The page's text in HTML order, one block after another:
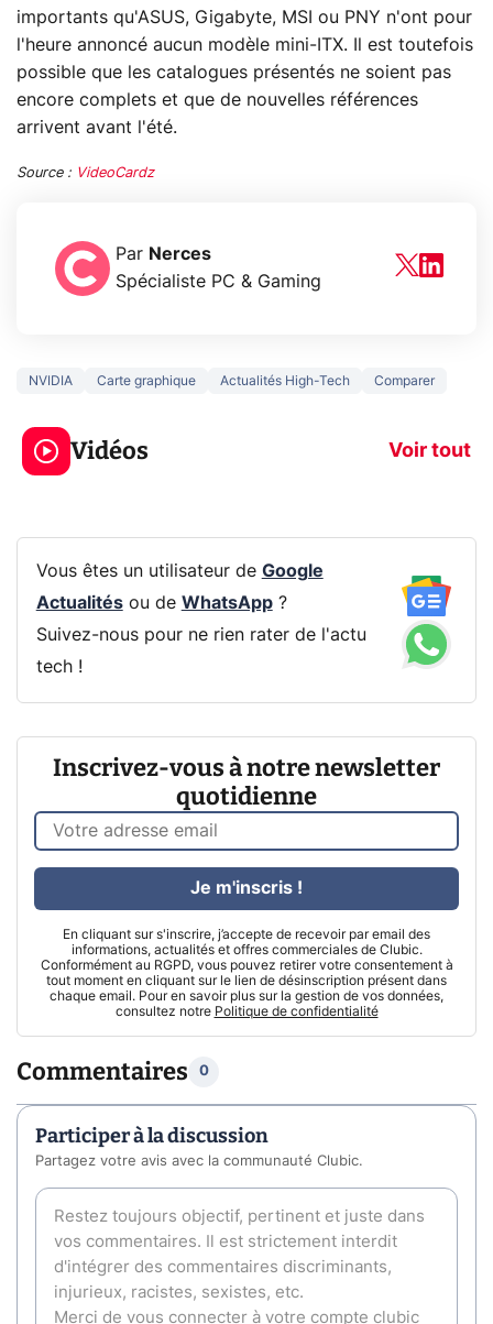
importants qu'ASUS, Gigabyte, MSI ou PNY n'ont pour
l'heure annoncé aucun modèle mini-ITX. Il est toutefois
possible que les catalogues présentés ne soient pas
encore complets et que de nouvelles références
arrivent avant l'été.
Source : VideoCardz
Par Nerces
Spécialiste PC & Gaming
NVIDIA Carte graphique Actualités High-Tech Comparer
Vidéos Voir tout
3 écrans en 1 pour
319€ ? Voici L'AOC
CQ32G4ZA !
5
prochaine
Vous êtes un utilisateur de Google
Actualitésou de WhatsApp?
Suivez-nous pour ne rien rater de l'actu
tech !
Inscrivez-vous à notre newsletter
quotidienne
En cliquant sur s'inscrire, j’accepte de recevoir par email des
informations, actualités et offres commerciales de Clubic.
Conformément au RGPD, vous pouvez retirer votre consentement à
tout moment en cliquant sur le lien de désinscription présent dans
chaque email. Pour en savoir plus sur la gestion de vos données,
consultez notre Politique de confidentialité
Je m'inscris !
Commentaires 0
Participer à la discussion
Partagez votre avis avec la communauté Clubic.